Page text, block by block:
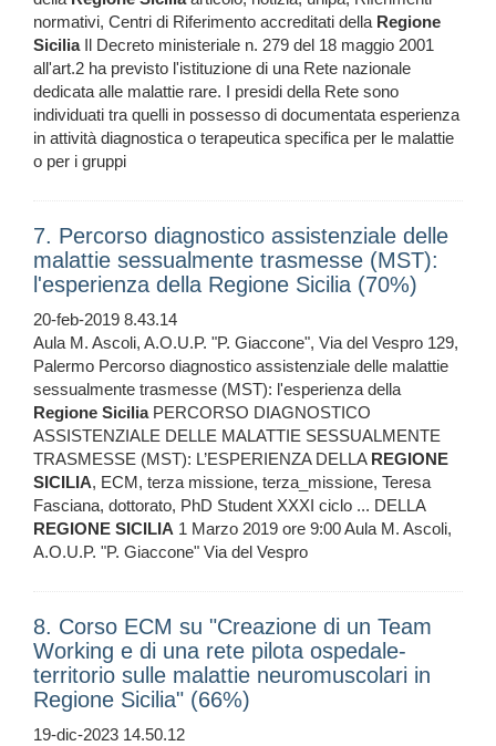
normativi, Centri di Riferimento accreditati della Regione
SiciliaIl Decreto ministeriale n. 279 del 18 maggio 2001
all'art.2 ha previsto l'istituzione di una Rete nazionale
dedicata alle malattie rare. I presidi della Rete sono
individuati tra quelli in possesso di documentata esperienza
in attività diagnostica o terapeutica specifica per le malattie
o per i gruppi
7. Percorso diagnostico assistenziale delle
malattie sessualmente trasmesse (MST):
l'esperienza della Regione Sicilia (70%)
20-feb-2019 8.43.14
Aula M. Ascoli, A.O.U.P. "P. Giaccone", Via del Vespro 129,
Palermo Percorso diagnostico assistenziale delle malattie
sessualmente trasmesse (MST): l'esperienza della
Regione SiciliaPERCORSO DIAGNOSTICO
ASSISTENZIALE DELLE MALATTIE SESSUALMENTE
TRASMESSE (MST): L’ESPERIENZA DELLA REGIONE
SICILIA, ECM, terza missione, terza_missione, Teresa
Fasciana, dottorato, PhD Student XXXI ciclo ... DELLA
REGIONE SICILIA 1 Marzo 2019 ore 9:00 Aula M. Ascoli,
A.O.U.P. "P. Giaccone" Via del Vespro
8. Corso ECM su "Creazione di un Team
Working e di una rete pilota ospedale-
territorio sulle malattie neuromuscolari in
Regione Sicilia" (66%)
19-dic-2023 14.50.12